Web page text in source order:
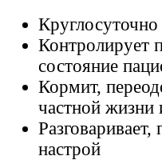
Контролирует
состояние
Кормит,
частной жизни
настрой